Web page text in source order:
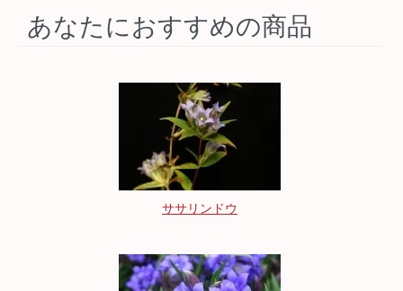
あなたにおすすめの商品
ササリンドウ